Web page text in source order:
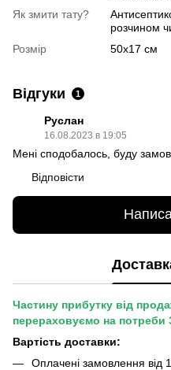
Як змити тату?
розчином
Розмір
50х17 см
Відгуки 1
Руслан
16.08.2023 в 19:05
Мені сподобалось, буду
Відповісти
Частину прибутку від
перераховуємо на потреби
Вартість доставки:
Оплачені замовлення від